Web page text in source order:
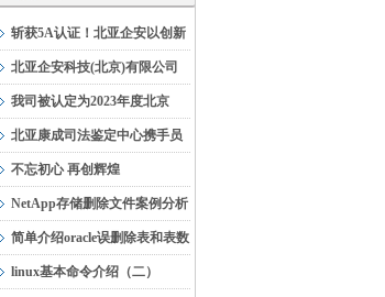
斩获5A认证！北亚企安以创新
力书写科技发展新篇
北亚企安科技(北京)有限公司
获公安部科学技术奖
我司被认定为2023年度北京
“专精特新”中小企业
北亚康成司法鉴定中心携手员
，与受灾地区共渡难关
不忘初心 再创辉煌
NetApp存储删除文件案例分析
简单介绍oracle误删除表和表数
的恢复方法
linux基本命令介绍（二）